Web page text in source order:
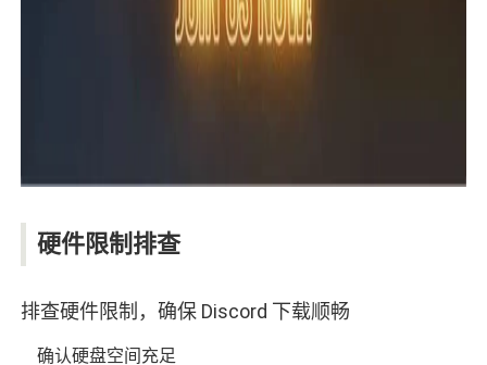
硬件限制排查
排查硬件限制，确保 Discord 下载顺畅
确认硬盘空间充足